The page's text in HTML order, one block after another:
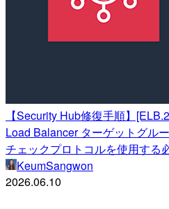
【Security Hub修復手順】
Load Balancer ターゲットグル
チェックプロトコルを使用する
KeumSangwon
2026.06.10